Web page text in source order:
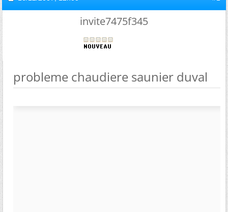
invite7475f345
probleme chaudiere saunier duval